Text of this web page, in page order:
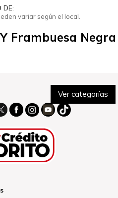
Ver categorías
DE:
variar según el local.
Frambuesa Negra